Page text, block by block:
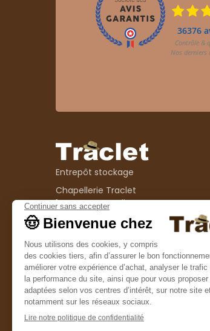
Entrepôt stockage
Chapellerie Traclet
14 Impasse Bardin
42300 Roanne
contact@chapellerie-traclet.com
Boutique
Chapellerie Traclet
4 rue de Cadore
42300 Roanne